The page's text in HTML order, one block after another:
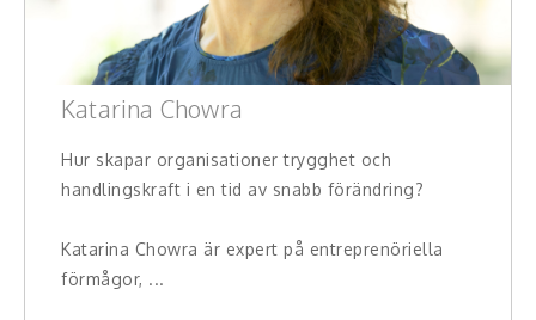
Katarina Chowra
Hur skapar organisationer trygghet och
handlingskraft i en tid av snabb förändring?
Katarina Chowra är expert på entreprenöriella
förmågor, ...